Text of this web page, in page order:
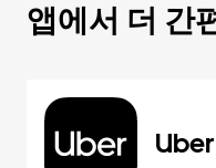
앱에서 더 간